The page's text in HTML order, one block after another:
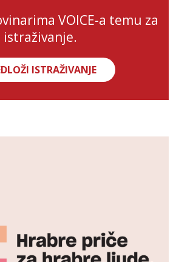
VOICE-a temu za
istraživanje.
ISTRAŽIVANJE